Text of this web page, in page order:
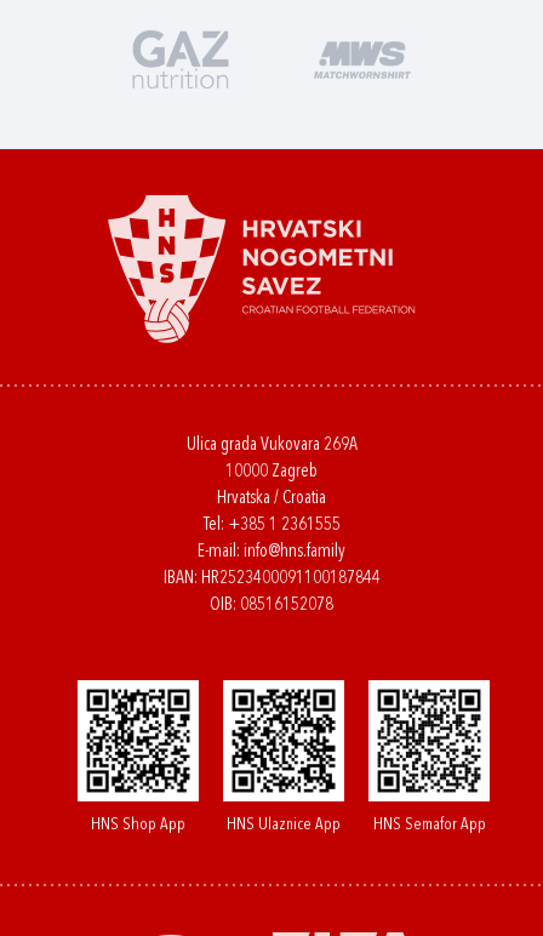
Ulica grada Vukovara 269A
10000 Zagreb
Hrvatska / Croatia
Tel: +385 1 2361555
E-mail: info@hns.family
IBAN: HR2523400091100187844
OIB: 08516152078
HNS Shop App HNS Ulaznice App HNS Semafor App